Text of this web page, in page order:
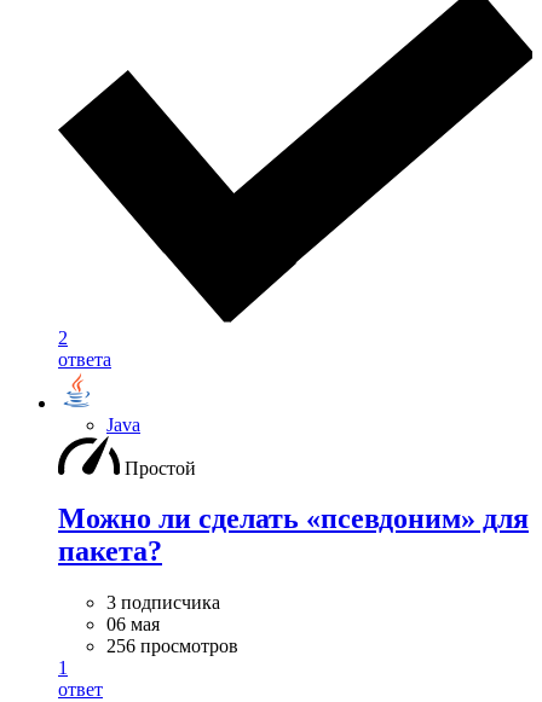
2
ответа
Java
Простой
Можно ли сделать «псевдоним» для
пакета?
3 подписчика
06 мая
256 просмотров
1
ответ